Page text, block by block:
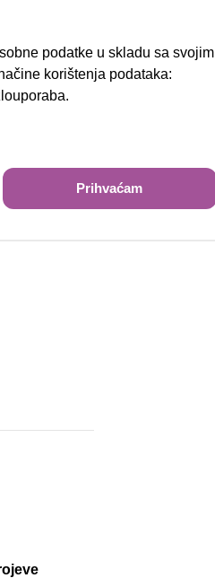
Traži
podatke u skladu sa svojim
korištenja podataka:
Prihvaćam